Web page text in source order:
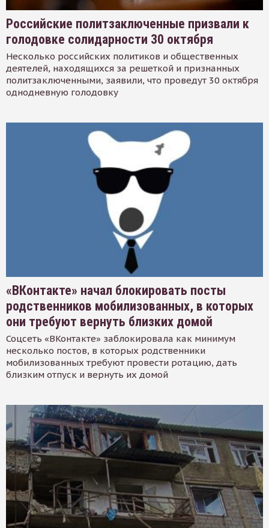
Российские политзаключенные призвали к
голодовке солидарности 30 октября
Несколько российских политиков и общественных
деятелей, находящихся за решеткой и признанных
политзаключенными, заявили, что проведут 30 октября
однодневную голодовку
«ВКонтакте» начал блокировать посты
родственников мобилизованных, в которых
они требуют вернуть близких домой
Соцсеть «ВКонтакте» заблокировала как минимум
несколько постов, в которых родственники
мобилизованных требуют провести ротацию, дать
близким отпуск и вернуть их домой